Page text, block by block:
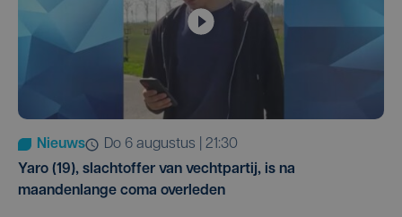
Nieuws
do 6 augustus | 21:30
Yaro (19), slachtoffer van vechtpartij, is na
maandenlange coma overleden